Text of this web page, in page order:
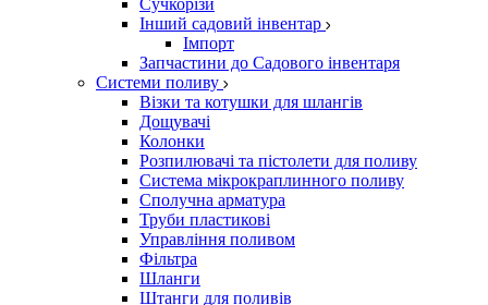
Сучкорізи
Інший садовий інвентар
Імпорт
Запчастини до Садового інвентаря
Системи поливу
Візки та котушки для шлангів
Дощувачі
Колонки
Розпилювачі та пістолети для поливу
Система мікрокраплинного поливу
Сполучна арматура
Труби пластикові
Управління поливом
Фільтра
Шланги
Штанги для поливів